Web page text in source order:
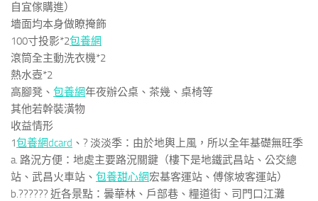
自宜傢購進）
墻面均本身做瞭掩飾
100寸投影*2包養網
滾筒全主動洗衣機*2
熱水壺*2
高腳凳、 包養網年夜辦公桌、茶幾、桌椅等
其他若幹裝潢物
收益情形
1包養網dcard 、? 淡淡季：由於地輿上風，所以全年基礎無旺季
a. 路況方便：地處主要路況關鍵（樓下是地鐵武昌站、公交總
站、武昌火車站、 包養甜心網宏基客運站、傅傢坡客運站）
b.?????? 近各景點：曇華林、戶部巷、糧道街、司門口江灘